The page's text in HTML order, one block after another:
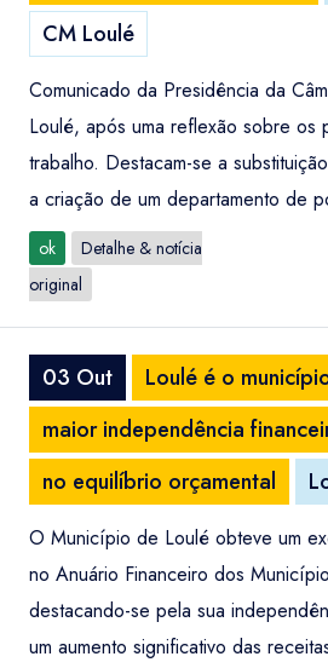
CM Loulé
Comunicado da Presidência da
Loulé, após uma reflexão sobre os
trabalho. Destacam-se a
a criação de um departamento de
ok
Detalhe & notícia
original
03 Out
Loulé é o
maior independência
no equilíbrio orçamental
O Município de Loulé obteve um
no Anuário Financeiro dos
destacando-se pela sua
um aumento significativo das